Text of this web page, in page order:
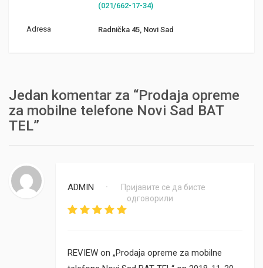
(021/662-17-34)
Adresa Radnička 45, Novi Sad
Jedan komentar za “Prodaja opreme
za mobilne telefone Novi Sad BAT
TEL”
ADMIN •
Пријавите се да бисте
одговорили
REVIEW on „Prodaja opreme za mobilne